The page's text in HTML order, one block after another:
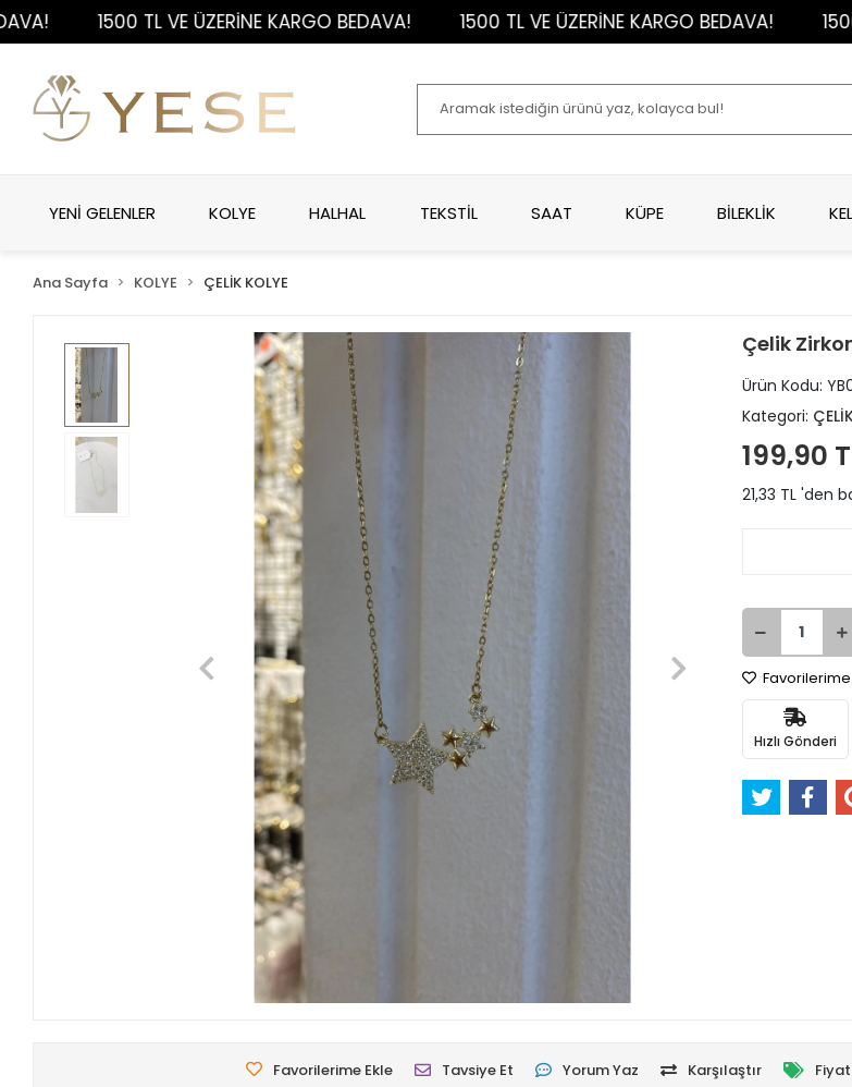
1500 TL VE ÜZERİNE KARGO BEDAVA! 1500 TL VE ÜZERİNE KARGO BEDAVA! 1500 TL
YENİ GELENLER KOLYE HALHAL TEKSTİL SAAT KÜPE BİLEKLİK
Ana Sayfa KOLYE ÇELİK KOLYE
Çelik
Ürün Kodu:
Kategori:
199,90
21,33 TL 'den
Hızlı Gönderi
Favorilerime Ekle Tavsiye Et Yorum Yaz Karşılaştır